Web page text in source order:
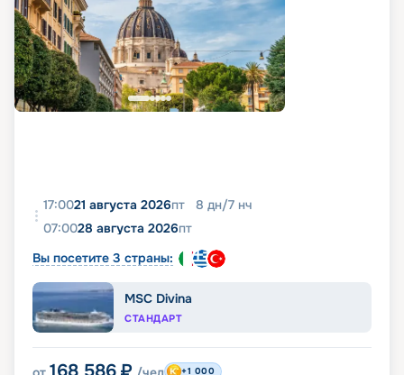
17:0021 августа 2026пт 8 дн/7 нч
07:0028 августа 2026пт
Вы посетите 3 страны:
MSC Divina
СТАНДАРТ
+1 000